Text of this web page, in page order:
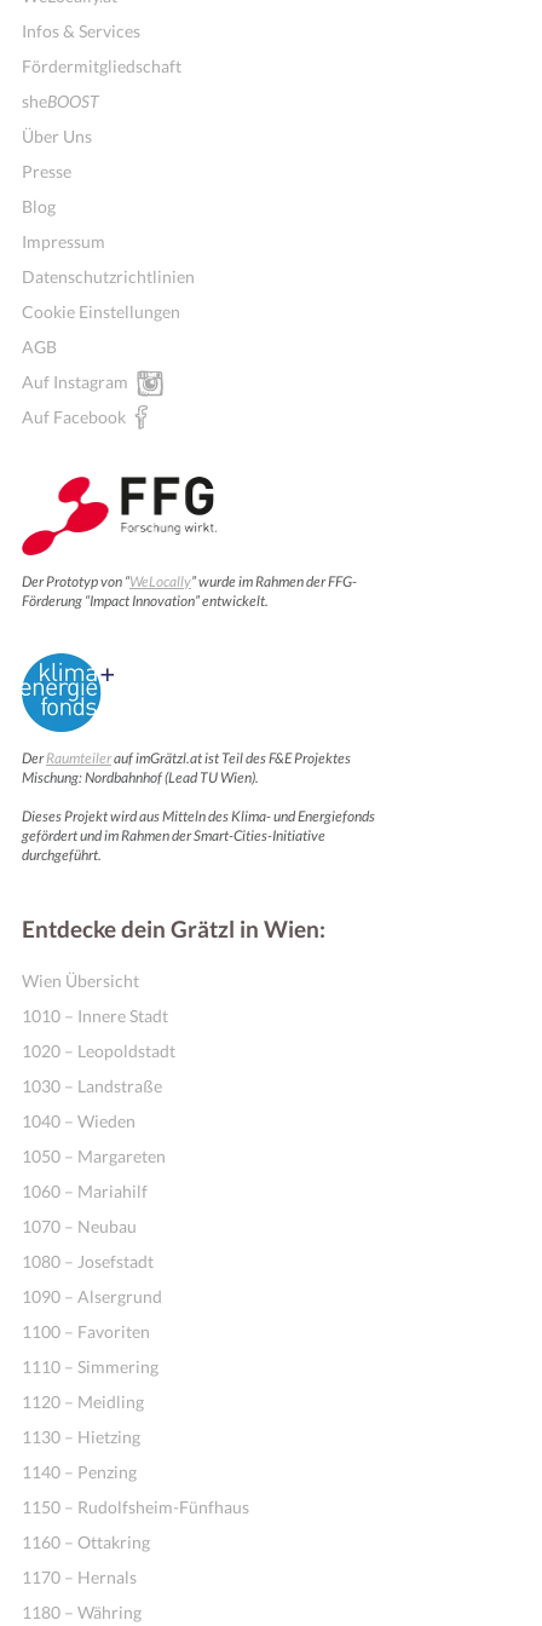
Infos & Services
Fördermitgliedschaft
sheBOOST
Über Uns
Presse
Blog
Impressum
Datenschutzrichtlinien
Cookie Einstellungen
AGB
Auf Instagram
Auf Facebook
Der Prototyp von “WeLocally” wurde im Rahmen der FFG-
Förderung “Impact Innovation” entwickelt.
DerRaumteilerauf imGrätzl.at ist Teil des F&E Projektes
Mischung: Nordbahnhof (Lead TU Wien).
Dieses Projekt wird aus Mitteln des Klima- und Energiefonds
gefördert und im Rahmen der Smart-Cities-Initiative
durchgeführt.
Entdecke dein Grätzl in Wien:
Wien Übersicht
1010 – Innere Stadt
1020 – Leopoldstadt
1030 – Landstraße
1040 – Wieden
1050 – Margareten
1060 – Mariahilf
1070 – Neubau
1080 – Josefstadt
1090 – Alsergrund
1100 – Favoriten
1110 – Simmering
1120 – Meidling
1130 – Hietzing
1140 – Penzing
1150 – Rudolfsheim-Fünfhaus
1160 – Ottakring
1170 – Hernals
1180 – Währing